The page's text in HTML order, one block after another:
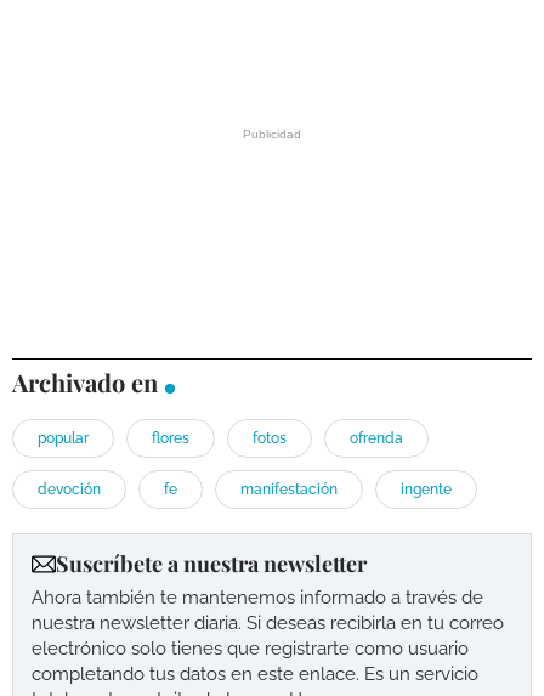
Archivado en
popular flores fotos ofrenda
devoción fe manifestación ingente
Suscríbete a nuestra newsletter
Ahora también te mantenemos informado a través de
nuestra newsletter diaria. Si deseas recibirla en tu correo
electrónico solo tienes que registrarte como usuario
completando tus datos en este enlace. Es un servicio